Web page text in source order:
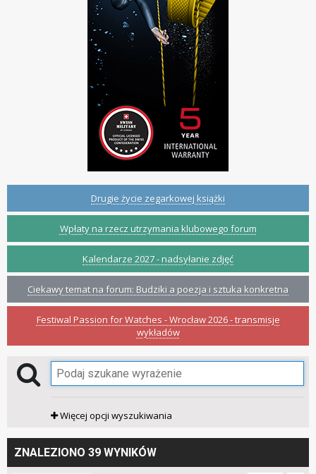
Drugie życie zegarkowej książki
Wpłaty na rzecz utrzymania klubowego forum
Kalendarze 2027 - nadsyłanie zdjęć
Ciekawy temat na forum: Budziki a poezja i sztuka konkretna
Festiwal Passion for Watches - Wrocław 2026 - transmisje
wykładów
Więcej opcji wyszukiwania
ZNALEZIONO 39 WYNIKÓW